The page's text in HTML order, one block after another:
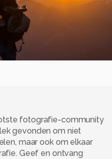
fotografie-community
gevonden om niet
maar ook om elkaar
Geef en ontvang